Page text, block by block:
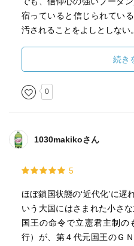
宿っていると信じられてい
汚されることをよしとしない。
本の中でも引き合いに出さ
物にしてる京都に住んでて
名なお寺がたくさんあるこ
ない考え方だった。
貧しいけれど医療・教育は無
こういう政策って、先進国
そういうことを考えると、
上”なのかわからない。
儲かるか儲からないかじゃ
低限の生活水準や充足度を
あるのが理想なんちゃうかな
続き
0
1030makikoさん
5
ほぼ鎖国状態の‘近代化’に遅
いう大国にはさまれた小さ
国王の命令で立憲君主制の
行）が、第４代元国王のＧ